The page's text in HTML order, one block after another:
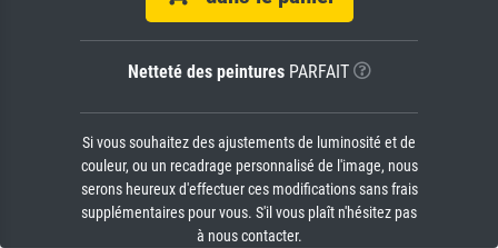
Netteté des peinturesPARFAIT
Si vous souhaitez des ajustements de luminosité et de
couleur, ou un recadrage personnalisé de l'image, nous
serons heureux d'effectuer ces modifications sans frais
supplémentaires pour vous. S'il vous plaît n'hésitez pas
à nous contacter.